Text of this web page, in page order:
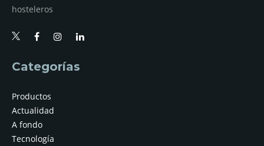
hosteleros
Categorías
Productos
Actualidad
A fondo
Tecnología